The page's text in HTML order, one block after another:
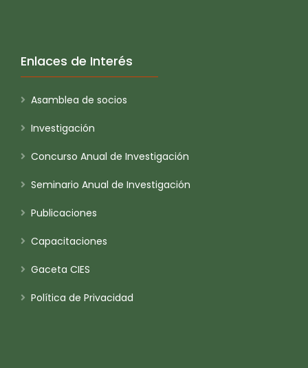
Enlaces de Interés
Asamblea de socios
Investigación
Concurso Anual de Investigación
Seminario Anual de Investigación
Publicaciones
Capacitaciones
Gaceta CIES
Política de Privacidad